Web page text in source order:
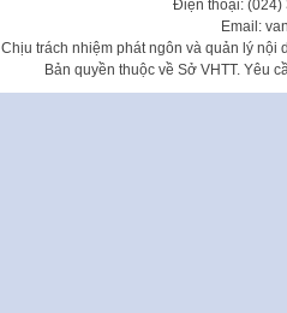
Điện thoại: (024)
Email:
Chịu trách nhiệm phát ngôn và quản lý nội
Bản quyền thuộc về Sở VHTT. Yêu